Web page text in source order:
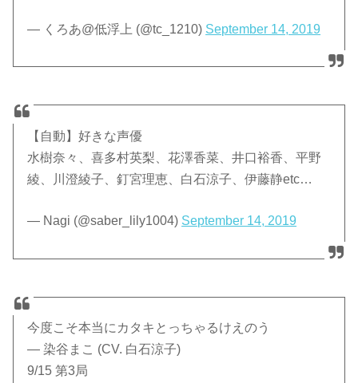
— くろあ@低浮上 (@tc_1210) September 14, 2019
【自動】好きな声優
水樹奈々、喜多村英梨、花澤香菜、井口裕香、平野
綾、川澄綾子、釘宮理恵、白石涼子、伊藤静etc…
— Nagi (@saber_lily1004) September 14, 2019
今度こそ本当にカタキとっちゃるけえのう
— 染谷まこ (CV. 白石涼子)
9/15 第3局